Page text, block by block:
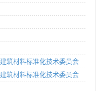
筑材料标准化技术委员会
筑材料标准化技术委员会